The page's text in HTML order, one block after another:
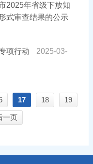
2025年省级下放知
式审查结果的公示
项行动
2025-03-
17 18 19
一页